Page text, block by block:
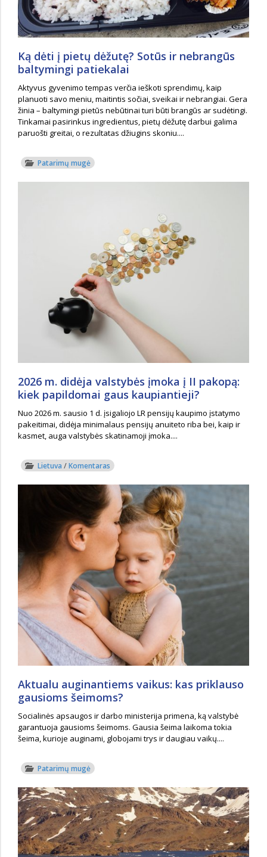
Ką dėti į pietų dėžutę? Sotūs ir nebrangūs
baltymingi patiekalai
Aktyvus gyvenimo tempas verčia ieškoti sprendimų, kaip
planuoti savo meniu, maitintis sočiai, sveikai ir nebrangiai. Gera
žinia – baltymingi pietūs nebūtinai turi būti brangūs ar sudėtingi.
Tinkamai pasirinkus ingredientus, pietų dėžutę darbui galima
paruošti greitai, o rezultatas džiugins skoniu....
Patarimų mugė
2026 m. didėja valstybės įmoka į II pakopą:
kiek papildomai gaus kaupiantieji?
Nuo 2026 m. sausio 1 d. įsigaliojo LR pensijų kaupimo įstatymo
pakeitimai, didėja minimalaus pensijų anuiteto riba bei, kaip ir
kasmet, auga valstybės skatinamoji įmoka....
Lietuva /Komentaras
Aktualu auginantiems vaikus: kas priklauso
gausioms šeimoms?
Socialinės apsaugos ir darbo ministerija primena, ką valstybė
garantuoja gausioms šeimoms. Gausia šeima laikoma tokia
šeima, kurioje auginami, globojami trys ir daugiau vaikų....
Patarimų mugė